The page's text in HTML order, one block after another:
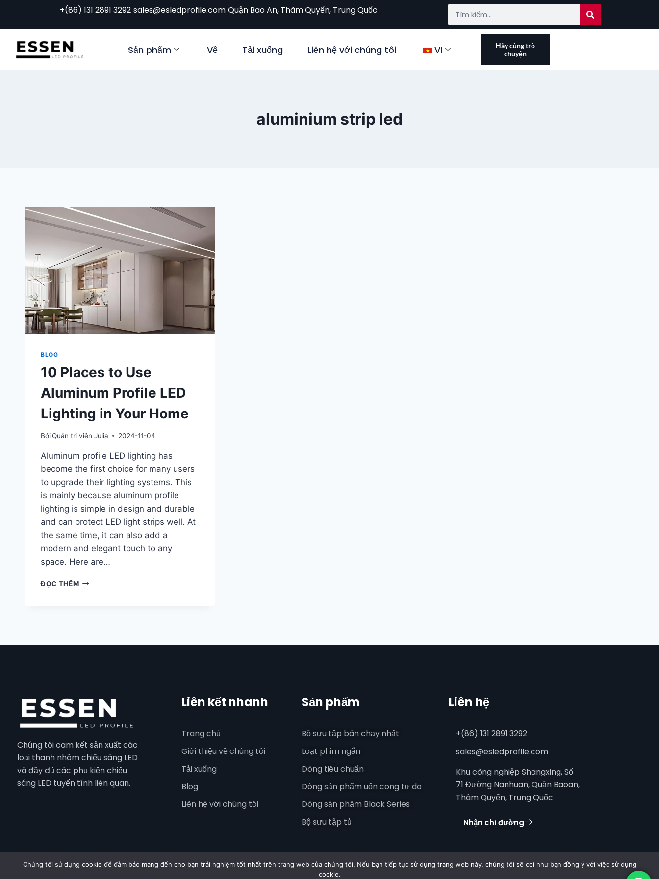
+(86) 131 2891 3292 sales@esledprofile.com Quận Bao An, Thâm Quyến, Trung Quốc
Sản phẩm Về Tải xuống Liên hệ với chúng tôi VI
Hãy cùng trò
chuyện
aluminium strip led
BLOG
10 Places to Use
Aluminum Profile LED
Lighting in Your Home
BởiQuản trị viên Julia 2024-11-04
Aluminum profile LED lighting has
become the first choice for many users
to upgrade their lighting systems. This
is mainly because aluminum profile
lighting is simple in design and durable
and can protect LED light strips well. At
the same time, it can also add a
modern and elegant touch to any
space. Here are…
ĐỌC THÊM
Chúng tôi cam kết sản xuất các
loại thanh nhôm chiếu sáng LED
và đầy đủ các phụ kiện chiếu
sáng LED tuyến tính liên quan.
Liên kết nhanh
Trang chủ
Giới thiệu về chúng tôi
Tải xuống
Blog
Liên hệ với chúng tôi
Sản phẩm
Bộ sưu tập bán chạy nhất
Loạt phim ngắn
Dòng tiêu chuẩn
Dòng sản phẩm uốn cong tự do
Dòng sản phẩm Black Series
Bộ sưu tập tủ
Liên hệ
+(86) 131 2891 3292
sales@esledprofile.com
Khu công nghiệp Shangxing, Số
71 Đường Nanhuan, Quận Baoan,
Thâm Quyến, Trung Quốc
Nhận chỉ đường
Chúng tôi sử dụng cookie để đảm bảo mang đến cho bạn trải nghiệm tốt nhất trên trang web của chúng tôi. Nếu bạn tiếp tục sử dụng trang web này, chúng tôi sẽ coi như bạn đồng ý với việc sử dụng
cookie.